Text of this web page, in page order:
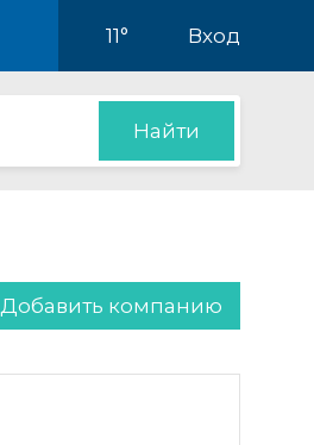
11° Вход
Найти
Добавить компанию